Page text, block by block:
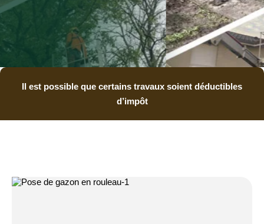
Il est possible que certains travaux soient déductibles
d’impôt